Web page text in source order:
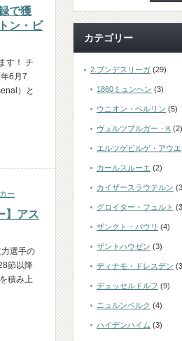
で獲
ン・ビ
す！ チ
6月7
）と
ー
】アス
選手の
節以降
積み上
カテゴリー
2.ブンデスリーガ (29)
1860ミュンヘン (3)
ウニオン・ベルリン (5)
ヴュルツブルガー・K (2)
エルツゲビルゲ・アウエ
カールスルーエ (2)
カイザースラウテルン
グロイター・フュルト
ザンクト・パウリ (4)
ザントハウゼン (3)
ディナモ・ドレスデン
デュッセルドルフ (9)
ニュルンベルク (4)
ハイデンハイム (3)